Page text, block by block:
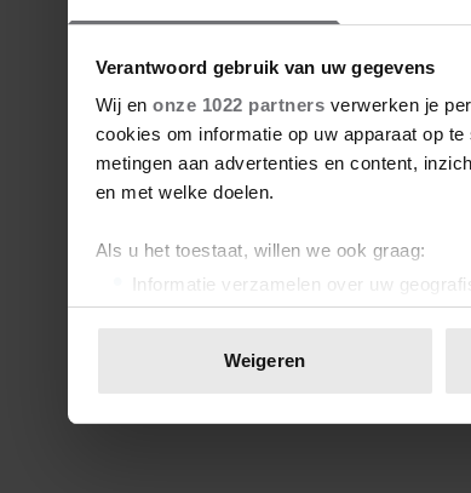
Verantwoord gebruik van uw gegevens
Wij en onze 1022 partners verwerken je
cookies om informatie op uw apparaat op
metingen aan advertenties en content,
en met welke doelen.
Als u het toestaat, willen we ook graag:
Informatie verzamelen over uw
Uw apparaat identificeren door het
toestemming op elk moment wijzigen of
We gebruiken cookies om content en
websiteverkeer te analyseren. Ook delen
Weigeren